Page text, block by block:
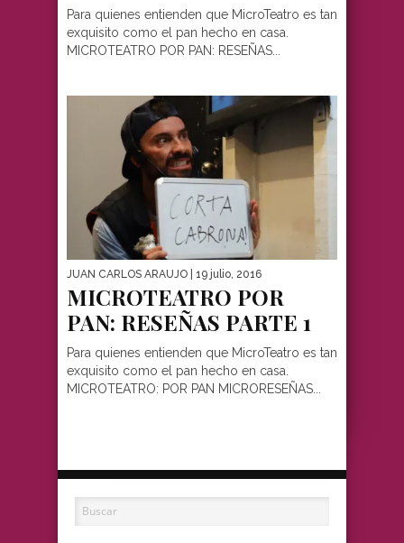
Para quienes entienden que MicroTeatro es tan
exquisito como el pan hecho en casa.
MICROTEATRO POR PAN: RESEÑAS...
JUAN CARLOS ARAUJO | 19 julio, 2016
MICROTEATRO POR
PAN: RESEÑAS PARTE 1
Para quienes entienden que MicroTeatro es tan
exquisito como el pan hecho en casa.
MICROTEATRO: POR PAN MICRORESEÑAS...